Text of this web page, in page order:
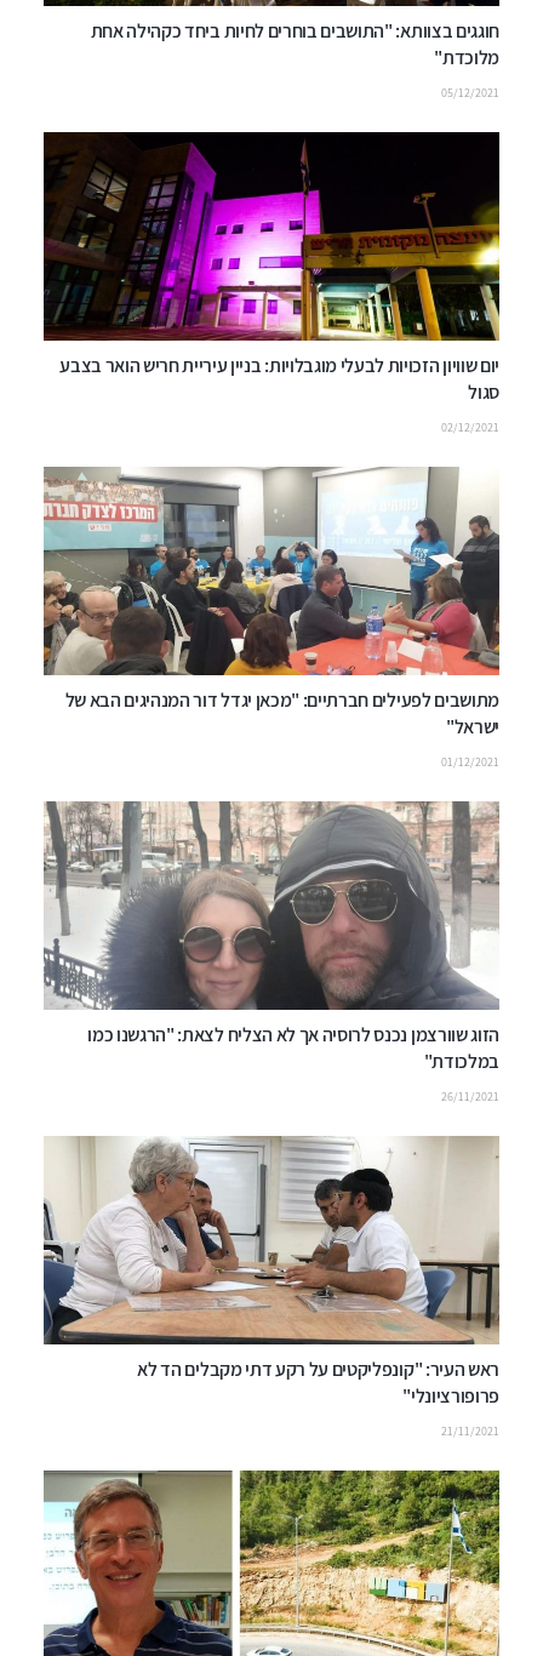
חוגגים בצוותא: "התושבים בוחרים לחיות ביחד כקהילה אחת
מלוכדת"
05/12/2021
יום שוויון הזכויות לבעלי מוגבלויות: בניין עיריית חריש הואר בצבע
סגול
02/12/2021
מתושבים לפעילים חברתיים: "מכאן יגדל דור המנהיגים הבא של
ישראל"
01/12/2021
הזוג שוורצמן נכנס לרוסיה אך לא הצליח לצאת: "הרגשנו כמו
במלכודת"
26/11/2021
ראש העיר: "קונפליקטים על רקע דתי מקבלים הד לא
פרופורציונלי"
21/11/2021